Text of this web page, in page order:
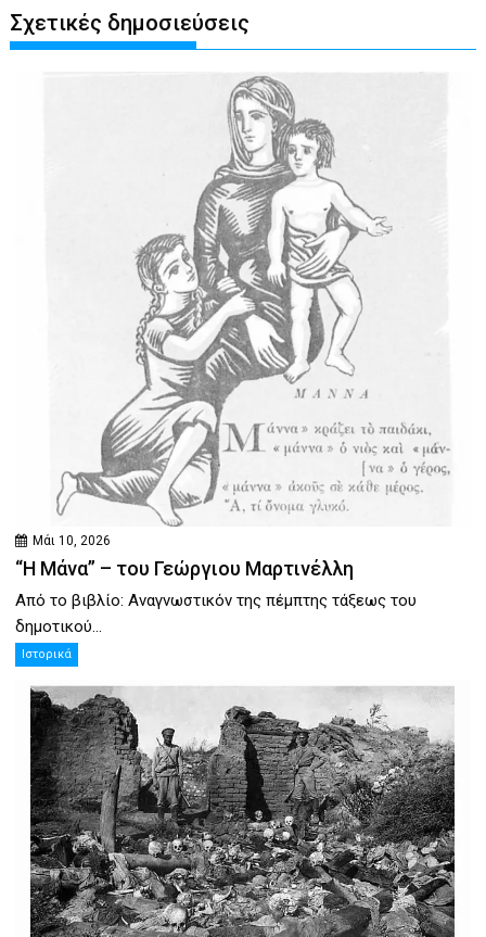
Σχετικές δημοσιεύσεις
Μάι 10, 2026
“Η Μάνα” – του Γεώργιου Μαρτινέλλη
Από το βιβλίο: Αναγνωστικόν της πέμπτης τάξεως του
δημοτικού...
Ιστορικά